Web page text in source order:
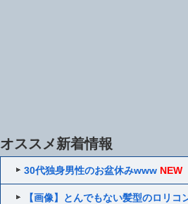
オススメ新着情報
30代独身男性のお盆休みwww NEW
【画像】とんでもない髪型のロリコ